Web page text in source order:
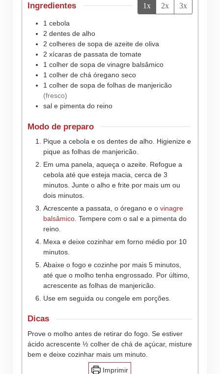
Ingredientes 1x 2x 3x
1 cebola
2 dentes de alho
2 colheres de sopa de azeite de oliva
2 xícaras de passata de tomate
1 colher de sopa de vinagre balsâmico
1 colher de chá óregano seco
1 colher de sopa de folhas de manjericão
(fresco)
sal e pimenta do reino
Modo de preparo
Pique a cebola e os dentes de alho. Higienize e
pique as folhas de manjericão.
Em uma panela, aqueça o azeite. Refogue a
cebola até que esteja macia, cerca de 3
minutos. Junte o alho e frite por mais um ou
dois minutos.
Acrescente a passata, o óregano e o vinagre
balsâmico. Tempere com o sal e a pimenta do
reino.
Mexa e deixe cozinhar em forno médio por 10
minutos.
Abaixe o fogo e cozinhe por mais 5 minutos,
até que o molho tenha engrossado. Por último,
acrescente as folhas de manjericão.
Use em seguida ou congele em porções.
Dicas
Prove o molho antes de retirar do fogo. Se estiver
ácido acrescente ½ colher de chá de açúcar, misture
bem e deixe cozinhar mais um minuto.
Imprimir